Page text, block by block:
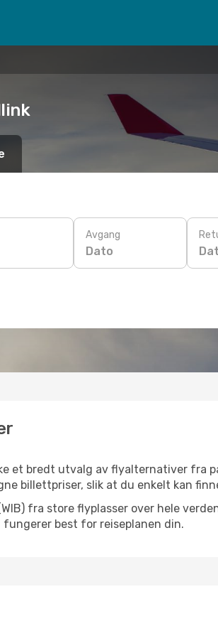
Avgang
Dato
et bredt utvalg av flyalternativer fra
billettpriser, slik at du enkelt kan
fra store flyplasser over hele
best for reiseplanen din.